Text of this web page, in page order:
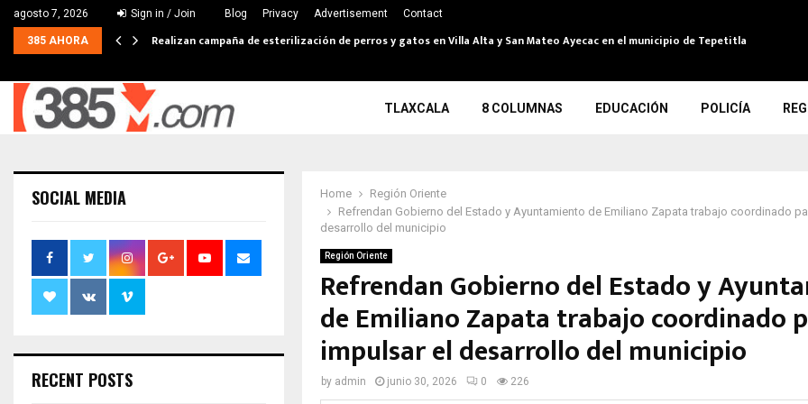
agosto 7, 2026 Sign in / Join Blog Privacy Advertisement Contact
385 AHORA Realizan campaña de esterilización de perros y gatos en Villa Alta y San Mateo Ayecac en el municipio de Tepetitla
TLAXCALA 8 COLUMNAS EDUCACIÓN POLICÍA
Home
Región Oriente
Refrendan Gobierno del Estado y Ayuntamiento de Emiliano Zapata trabajo coordinado
desarrollo del municipio
Región Oriente
Refrendan Gobierno del Estado y
de Emiliano Zapata trabajo coordinado
impulsar el desarrollo del municipio
by admin junio 30, 2026 0 226
SOCIAL MEDIA
RECENT POSTS